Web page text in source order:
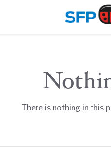
There is nothing in this